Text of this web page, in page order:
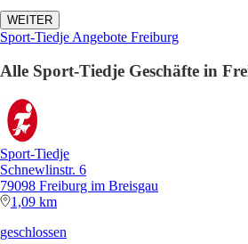
WEITER
Sport-Tiedje Angebote Freiburg
Alle Sport-Tiedje Geschäfte in
Sport-Tiedje
Schnewlinstr. 6
79098 Freiburg im Breisgau
1,09 km
geschlossen